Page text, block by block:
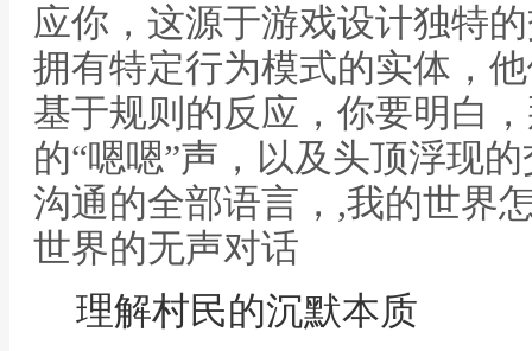
应你，这源于游戏设计独特
拥有特定行为模式的实体，
基于规则的反应，你要明白
的“嗯嗯”声，以及头顶浮现
沟通的全部语言，,我的世界
世界的无声对话
理解村民的沉默本质